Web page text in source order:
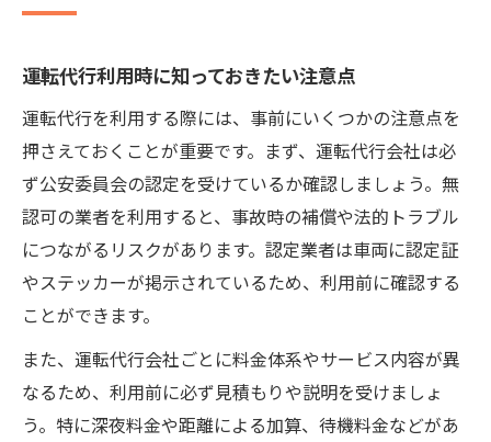
運転代行利用時に知っておきたい注意点
運転代行を利用する際には、事前にいくつかの注意点を
押さえておくことが重要です。まず、運転代行会社は必
ず公安委員会の認定を受けているか確認しましょう。無
認可の業者を利用すると、事故時の補償や法的トラブル
につながるリスクがあります。認定業者は車両に認定証
やステッカーが掲示されているため、利用前に確認する
ことができます。
また、運転代行会社ごとに料金体系やサービス内容が異
なるため、利用前に必ず見積もりや説明を受けましょ
う。特に深夜料金や距離による加算、待機料金などがあ